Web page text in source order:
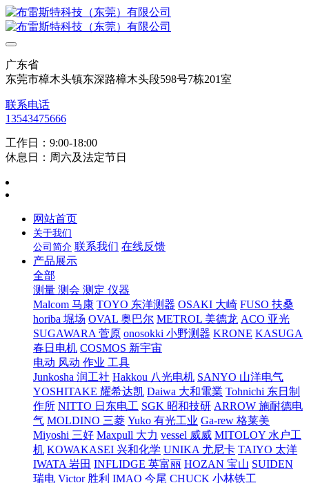
广东省
东莞市樟木头镇东深路樟木头段598号7栋201室
联系电话
13543475666
工作日：9:00-18:00
休息日：周六及法定节日
网站首页
关于我们
公司简介 联系我们 在线反馈
产品展示
全部
测量 测会 测定 仪器
Malcom 马康 TOYO 东洋测器 OSAKI 大崎 FUSO 扶桑
horiba 堀场 OVAL 奥巴尔 METROL 美德龙 ACO 亚光
SUGAWARA 菅原 onosokki 小野测器 KRONE KASUGA
春日电机 COSMOS 新宇宙
电动 风动 作业 工具
Junkosha 润工社 Hakkou 八光电机 SANYO 山洋电气
YOSHITAKE 耀希达凯 Daiwa 大和電業 Tohnichi 东日制
作所 NITTO 日东电工 SGK 昭和技研 ARROW 施耐德电
气 MOLDINO 三菱 Yuko 有光工业 Ga-rew 格莱美
Miyoshi 三好 Maxpull 大力 vessel 威威 MITOLOY 水户工
机 KOWAKASEI 兴和化学 UNIKA 尤尼卡 TAIYO 太洋
IWATA 岩田 INFLIDGE 英富丽 HOZAN 宝山 SUIDEN
瑞电 Victor 胜利 IMAO 今尾 CHUCK 小林铁工